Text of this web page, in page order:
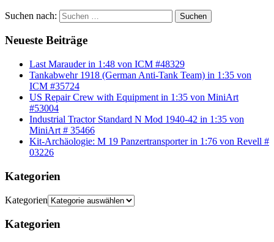
Suchen nach: Suchen
Neueste Beiträge
Last Marauder in 1:48 von ICM #48329
Tankabwehr 1918 (German Anti-Tank Team) in 1:35 von
ICM #35724
US Repair Crew with Equipment in 1:35 von MiniArt
#53004
Industrial Tractor Standard N Mod 1940-42 in 1:35 von
MiniArt # 35466
Kit-Archäologie: M 19 Panzertransporter in 1:76 von Revell #
03226
Kategorien
Kategorien
Kategorien